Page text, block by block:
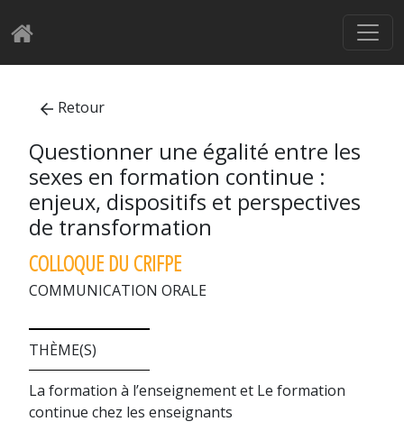
Retour
Questionner une égalité entre les
sexes en formation continue :
enjeux, dispositifs et perspectives
de transformation
COLLOQUE DU CRIFPE
COMMUNICATION ORALE
THÈME(S)
La formation à l’enseignement et Le formation
continue chez les enseignants